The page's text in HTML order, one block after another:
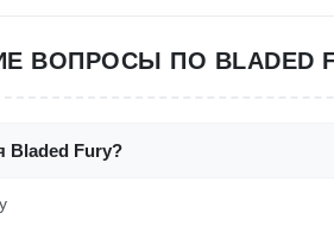
ВОПРОСЫ ПО BLADED
Bladed Fury?